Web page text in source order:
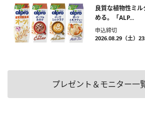
良質な植物性ミ
める。「ALP...
申込締切
2026.08.29（土）
プレゼント＆モニター一